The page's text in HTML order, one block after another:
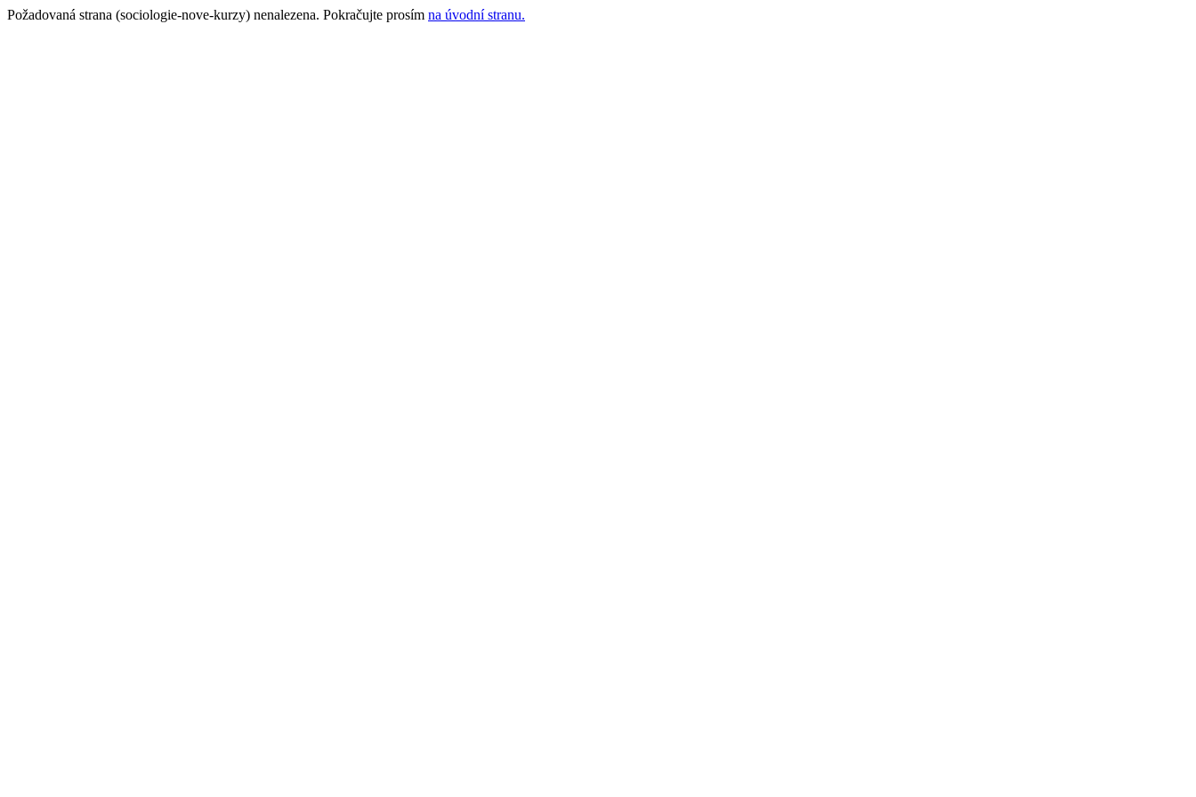
Požadovaná strana (sociologie-nove-kurzy) nenalezena. Pokračujte prosím na úvodní stranu.